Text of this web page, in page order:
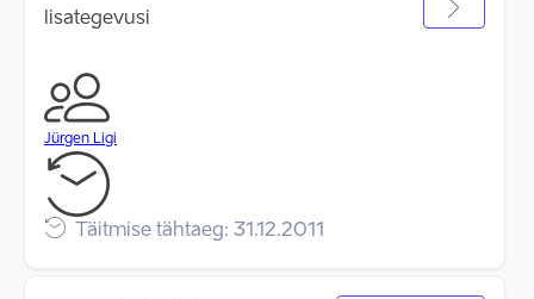
lisategevusi
Jürgen Ligi
Täitmise tähtaeg: 31.12.2011